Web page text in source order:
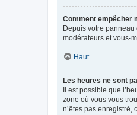
Comment empêcher
Depuis votre panneau
modérateurs et vous-
Haut
Les heures ne sont
Il est possible que
zone où vous vous
n’êtes pas enregistré,